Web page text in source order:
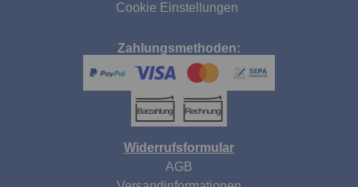
Cookie Einstellungen
Zahlungsmethoden:
Widerrufsformular
AGB